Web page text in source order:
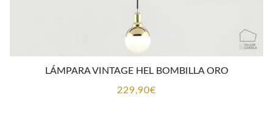
LÁMPARA VINTAGE HEL BOMBILLA ORO
229,90€